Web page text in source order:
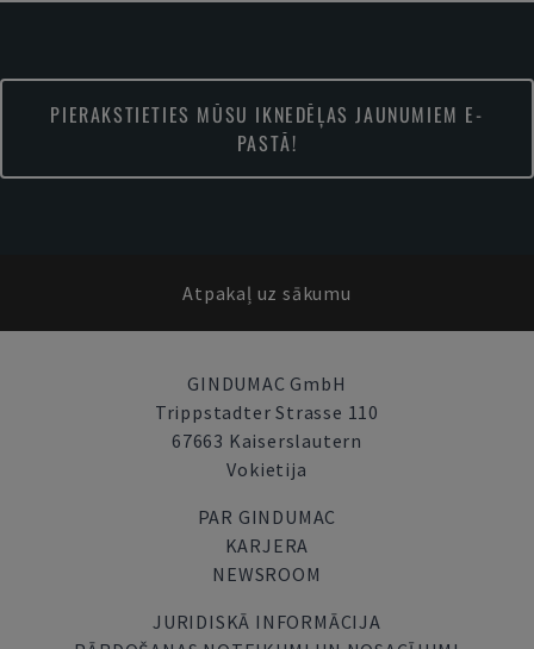
PIERAKSTIETIES MŪSU IKNEDĒĻAS JAUNUMIEM E-
PASTĀ!
Atpakaļ uz sākumu
GINDUMAC GmbH
Trippstadter Strasse 110
67663 Kaiserslautern
Vokietija
PAR GINDUMAC
KARJERA
NEWSROOM
JURIDISKĀ INFORMĀCIJA